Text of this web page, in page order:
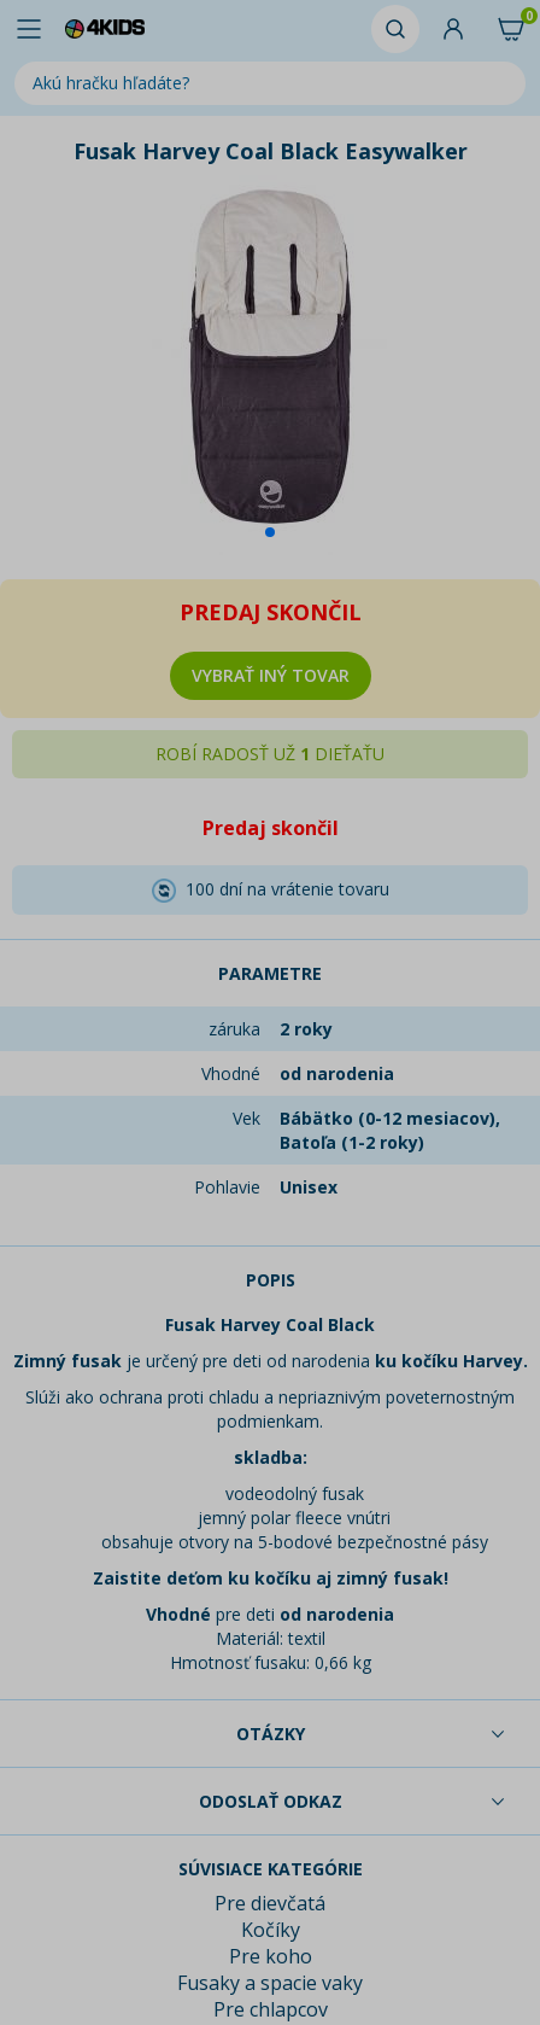
0
Fusak Harvey Coal Black Easywalker
PREDAJ SKONČIL
VYBRAŤ INÝ TOVAR
ROBÍ RADOSŤ UŽ 1 DIEŤAŤU
Predaj skončil
100 dní na vrátenie tovaru
PARAMETRE
záruka
2 roky
Vhodné
od narodenia
Vek
Bábätko (0-12 mesiacov),
Batoľa (1-2 roky)
Pohlavie
Unisex
POPIS
Fusak Harvey Coal Black
Zimný fusakje určený pre deti od narodenia ku kočíku Harvey.
Slúži ako ochrana proti chladu a nepriaznivým poveternostným
podmienkam.
skladba:
vodeodolný fusak
jemný polar fleece vnútri
obsahuje otvory na 5-bodové bezpečnostné pásy
Zaistite deťom ku kočíku aj zimný fusak!
Vhodné pre deti od narodenia
Materiál: textil
Hmotnosť fusaku: 0,66 kg
OTÁZKY
ODOSLAŤ ODKAZ
SÚVISIACE KATEGÓRIE
Pre dievčatá
Kočíky
Pre koho
Fusaky a spacie vaky
Pre chlapcov